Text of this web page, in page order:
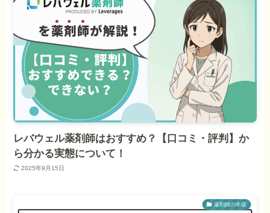
レバウェル薬剤師はおすすめ？【口コミ・評判】か
ら分かる実態について！
2025年9月15日
薬剤師の年収